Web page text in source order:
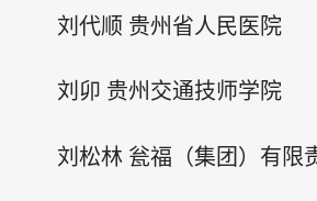
刘代顺 贵州省人民医院
刘卯 贵州交通技师学院
刘松林 瓮福（集团）有限